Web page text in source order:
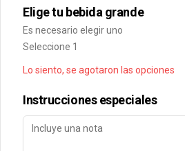
Redes sociales
Facebook
Mi cuenta
Elige tu bebida grande
Es necesario elegir uno
Seleccione 1
Lo siento, se agotaron las opciones
Instrucciones especiales